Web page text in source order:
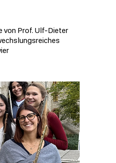
von Prof. Ulf-Dieter